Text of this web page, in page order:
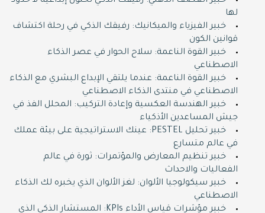
لها
خبير الفيزياء والميكانيك: رفيقك الذكي في رحلة اكتشاف
قوانين الكون
خبير القوة الناعمة: سلاح الحوار في عصر الذكاء
الاصطناعي
خبير القوة الناعمة: عندما يلتقي الإبداع البشري مع الذكاء
الاصطناعي في منتدى الذكاء الاصطناعي
خبير الهندسة العكسية وإعادة التركيب: المحلل الفذ في
جيش المساعدين الأذكياء
خبير تحليل PESTEL: عينك الاستراتيجية على بيئة عملك
في عالم متسارع
خبير تنظيم المعارض والمؤتمرات: ثورة في عالم
الفعاليات والاحداث
خبير سيكولوجيا الألوان: لغز الألوان الذي يخبره لك الذكاء
الاصطناعي
خبير مؤشرات قياس الأداء KPIs: المستشار الذكي الذي